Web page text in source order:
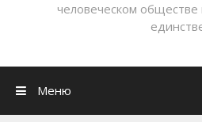
человеческом
Меню